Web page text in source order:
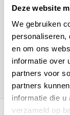
Deze website
We gebruiken
personaliseren,
en om ons
informatie over
partners voor
partners
informatie die u
verzameld op
+31 78
157 klanten
Recent